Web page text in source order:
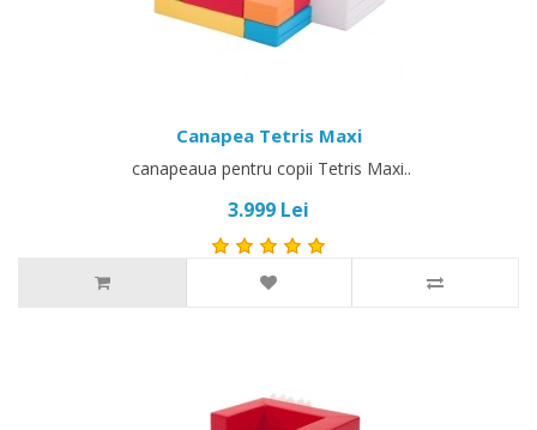
Canapea Tetris Maxi
canapeaua pentru copii Tetris Maxi..
3.999 Lei